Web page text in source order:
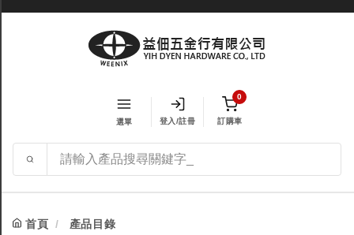
選單 登入/註冊
0
訂購車
首頁 產品目錄